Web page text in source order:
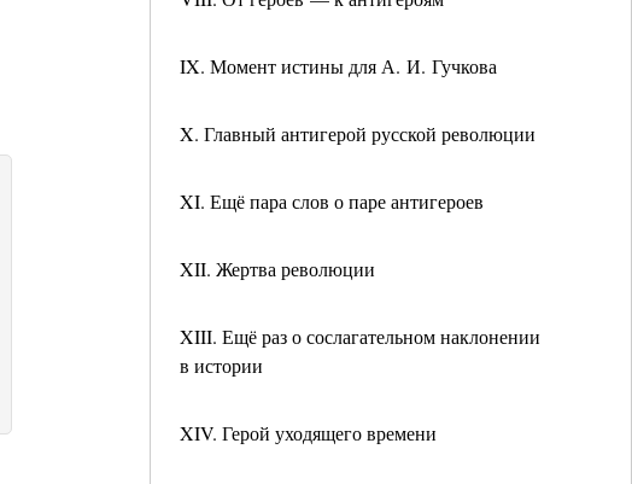
IX. Момент истины для А. И. Гучкова
X. Главный антигерой русской революции
XI. Ещё пара слов о паре антигероев
XII. Жертва революции
XIII. Ещё раз о сослагательном наклонении
в истории
XIV. Герой уходящего времени